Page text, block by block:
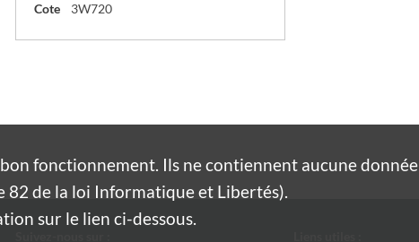
Cote 3W720
fonctionnement. Ils ne contiennent aucune donnée
82 de la loi Informatique et Libertés).
sur le lien ci-dessous.